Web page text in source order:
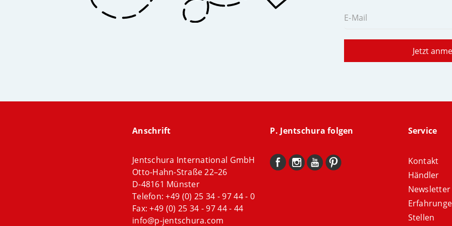
E-Mail
Jetzt
Anschrift
Jentschura International GmbH
Otto-Hahn-Straße 22–26
D-48161 Münster
Telefon:+49 (0) 25 34 - 97 44 - 0
Fax: +49 (0) 25 34 - 97 44 - 44
info@p-jentschura.com
P. Jentschura folgen Service
Kontakt
Händler
Newsletter
Stellen